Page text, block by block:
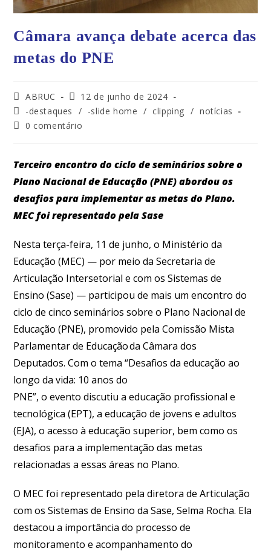
Câmara avança debate acerca das
metas do PNE
ABRUC
12 de junho de 2024
-destaques
/ -slide home / clipping / notícias
0 comentário
Terceiro encontro do ciclo de seminários sobre o
Plano Nacional de Educação (PNE) abordou os
desafios para implementar as metas do Plano.
MEC foi representado pela Sase
Nesta terça-feira, 11 de junho, o Ministério da
Educação (MEC) — por meio da Secretaria de
Articulação Intersetorial e com os Sistemas de
Ensino (Sase) — participou de mais um encontro do
ciclo de cinco seminários sobre o Plano Nacional de
Educação (PNE), promovido pela Comissão Mista
Parlamentar de Educação da Câmara dos
Deputados. Com o tema “Desafios da educação ao
longo da vida: 10 anos do
PNE”, o evento discutiu a educação profissional e
tecnológica (EPT), a educação de jovens e adultos
(EJA), o acesso à educação superior, bem como os
desafios para a implementação das metas
relacionadas a essas áreas no Plano.
O MEC foi representado pela diretora de Articulação
com os Sistemas de Ensino da Sase, Selma Rocha. Ela
destacou a importância do processo de
monitoramento e acompanhamento do